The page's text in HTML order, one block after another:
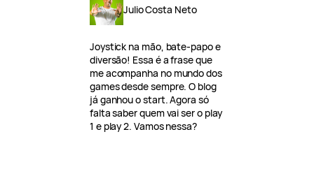
Julio Costa Neto
Joystick na mão, bate-papo e
diversão! Essa é a frase que
me acompanha no mundo dos
games desde sempre. O blog
já ganhou o start. Agora só
falta saber quem vai ser o play
1 e play 2. Vamos nessa?